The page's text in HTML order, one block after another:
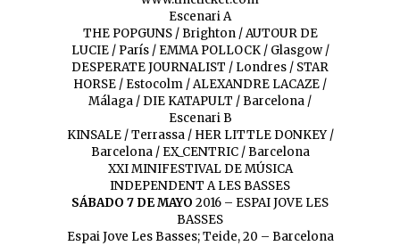
Escenari A
THE POPGUNS / Brighton / AUTOUR DE
LUCIE / París / EMMA POLLOCK / Glasgow /
DESPERATE JOURNALIST / Londres / STAR
HORSE / Estocolm / ALEXANDRE LACAZE /
Málaga / DIE KATAPULT / Barcelona /
Escenari B
KINSALE / Terrassa / HER LITTLE DONKEY /
Barcelona / EX_CENTRIC / Barcelona
XXI MINIFESTIVAL DE MÚSICA
INDEPENDENT A LES BASSES
SÁBADO 7 DE MAYO 2016 – ESPAI JOVE LES
BASSES
Espai Jove Les Basses; Teide, 20 – Barcelona